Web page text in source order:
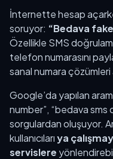
İnternette hesap
soruyor: “Bedava
Özellikle SMS
telefon numarasını
sanal numara çözümleri
Google’da yapılan
number”, “bedava sms
sorgulardan oluşuyor.
kullanıcılarıya
servislere